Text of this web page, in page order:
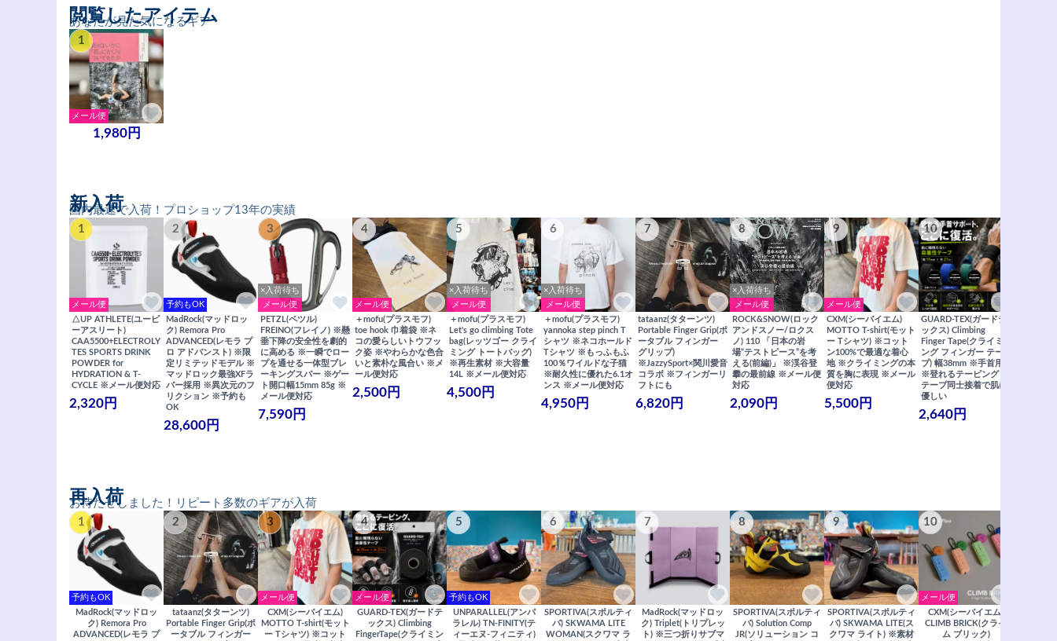
あなたが見た気になるギア
閲覧したアイテム
1
メール便
1,980円
国内最速で入荷！プロショップ13年の実績
新入荷
1
メール便
△UP ATHLETE(ユーピ
ーアスリート)
CAA5500+ELECTROLY
TES SPORTS DRINK
POWDER for
HYDRATION & T-
CYCLE ※メール便対応
2,320円
2
予約もOK
MadRock(マッドロッ
ク) Remora Pro
ADVANCED(レモラ プ
ロ アドバンスト) ※限
定リミテッドモデル ※
マッドロック最強XFラ
バー採用 ※異次元のフ
リクション ※予約も
OK
28,600円
3
×入荷待ち
メール便
PETZL(ペツル)
FREINO(フレイノ) ※懸
垂下降の安全性を劇的
に高める ※一瞬でロー
プを通せる一体型ブレ
ーキングスパー ※ゲー
ト開口幅15mm 85g ※
メール便対応
7,590円
4
メール便
＋mofu(プラスモフ)
toe hook 巾着袋 ※ネ
コの愛らしいトウフッ
ク姿 ※やわらかな色合
いと素朴な風合い ※メ
ール便対応
2,500円
5
×入荷待ち
メール便
＋mofu(プラスモフ)
Let's go climbing Tote
bag(レッツゴー クライ
ミング トートバッグ)
※再生素材 ※大容量
14L ※メール便対応
4,500円
6
×入荷待ち
メール便
＋mofu(プラスモフ)
yannoka step pinch T
シャツ ※ネコホールド
Tシャツ ※もっふもふ
100％ワイルドな子猫
※耐久性に優れた6.1オ
ンス ※メール便対応
4,950円
7
tataanz(タターンツ)
Portable Finger Grip(ポ
ータブル フィンガー
グリップ)
※JazzySport×関川愛音
コラボ ※フィンガーリ
フトにも
6,820円
8
×入荷待ち
メール便
ROCK&SNOW(ロック
アンドスノー/ロクス
ノ) 110 「日本の岩
場“テストピース”を考
える(前編)」 ※渓谷登
攀の最前線 ※メール便
対応
2,090円
9
メール便
CXM(シーバイエム)
MOTTO T-shirt(モット
ー Tシャツ) ※コット
ン100%で最適な着心
地 ※クライミングの本
質を胸に表現 ※メール
便対応
5,500円
10
GUARD-TEX(ガードテ
ックス) Climbing
Finger Tape(クライミ
ング フィンガー テー
プ) 幅38mm ※手首用
※登れるテーピング ※
テープ同士接着で肌に
優しい
2,640円
お待たせしました！リピート多数のギアが入荷
再入荷
1
予約もOK
MadRock(マッドロッ
ク) Remora Pro
ADVANCED(レモラ プ
2
tataanz(タターンツ)
Portable Finger Grip(ポ
ータブル フィンガー
3
メール便
CXM(シーバイエム)
MOTTO T-shirt(モット
ー Tシャツ) ※コット
4
メール便
GUARD-TEX(ガードテ
ックス) Climbing
FingerTape(クライミン
5
予約もOK
UNPARALLEL(アンパ
ラレル) TN-FINITY(テ
ィーエヌ-フィニティ)
6
SPORTIVA(スポルティ
バ) SKWAMA LITE
WOMAN(スクワマ ラ
7
MadRock(マッドロッ
ク) Triplet(トリプレッ
ト) ※三つ折りサブマ
8
SPORTIVA(スポルティ
バ) Solution Comp
JR(ソリューション コ
9
SPORTIVA(スポルティ
バ) SKWAMA LITE(ス
クワマ ライト) ※素材
10
メール便
CXM(シーバイエム)
CLIMB BRICK(クライ
ム ブリック)